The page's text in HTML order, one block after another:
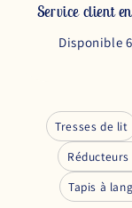
Service client
Disponible
Tresses de lit
Tapis à